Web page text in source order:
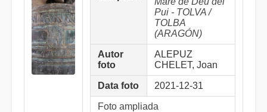
Pui - TOLVA /
TOLBA
(ARAGÓN)
Autor
foto
ALEPUZ
CHELET, Joan
Data foto 2021-12-31
Foto ampliada